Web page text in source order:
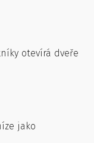
otevírá dveře
jako